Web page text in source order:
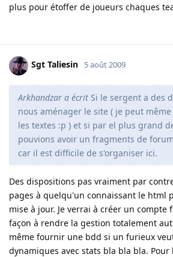
plus pour étoffer de joueurs chaques
Sgt Taliesin 5 août 2009
Arkhandzar a écrit Si le sergent a des
nous aménager le site ( je peut
les textes :p ) et si par el plus grand
pouvions avoir un fragments de
car il est difficile de s'organiser ici.
Des dispositions pas vraiment par
pages à quelqu'un connaissant le html
mise à jour. Je verrai à créer un compte
façon à rendre la gestion totalement
même fournir une bdd si un furieux
dynamiques avec stats bla bla bla.